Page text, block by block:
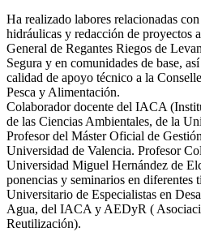
Ha realizado labores relacionadas
hidráulicas y redacción de proyectos
General de Regantes Riegos de
Segura y en comunidades de base,
calidad de apoyo técnico a la
Pesca y Alimentación.
Colaborador docente del IACA
de las Ciencias Ambientales, de la
Profesor del Máster Oficial de
Universidad de Valencia. Profesor
Universidad Miguel Hernández de
ponencias y seminarios en diferentes
Universitario de Especialistas en
Agua, del IACA y AEDyR (
Reutilización).